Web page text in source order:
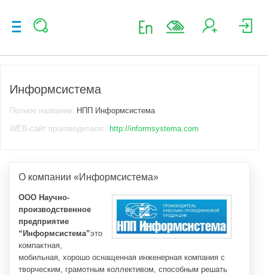
Информсистема
Полное название: НПП Информсистема
WEB-сайт производителя:
http://informsystema.com
О компании «Информсистема»
ООО Научно-
производственное
предприятие
“Информсистема”это
компактная,
мобильная, хорошо оснащенная инженерная компания с
творческим, грамотным коллективом, способным решать